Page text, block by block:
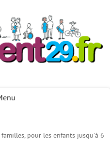
pour les enfants jusqu’à 6